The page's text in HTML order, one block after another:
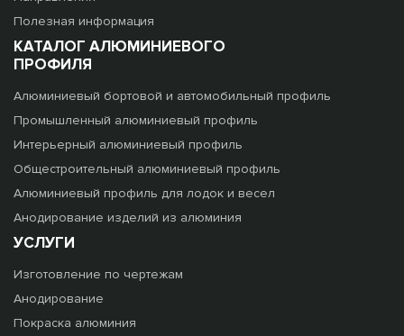
Полезная информация
КАТАЛОГ АЛЮМИНИЕВОГО
ПРОФИЛЯ
Алюминиевый бортовой и автомобильный профиль
Промышленный алюминиевый профиль
Интерьерный алюминиевый профиль
Общестроительный алюминиевый профиль
Алюминиевый профиль для лодок и весел
Анодирование изделий из алюминия
УСЛУГИ
Изготовление по чертежам
Анодирование
Покраска алюминия